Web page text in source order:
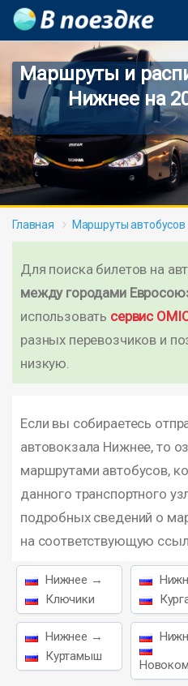
Маршруты и
Нижнее на
Главная Маршруты автобусов
Для поиска билетов на
между городами
использовать сервис
разных перевозчиков и
низкую.
Если вы собираетесь
автовокзала Нижнее, то
маршрутами автобусов,
данного транспортного
подробных сведений о
на соответствующую
Нижнее →
Ключики
Нижнее →
Куртамыш